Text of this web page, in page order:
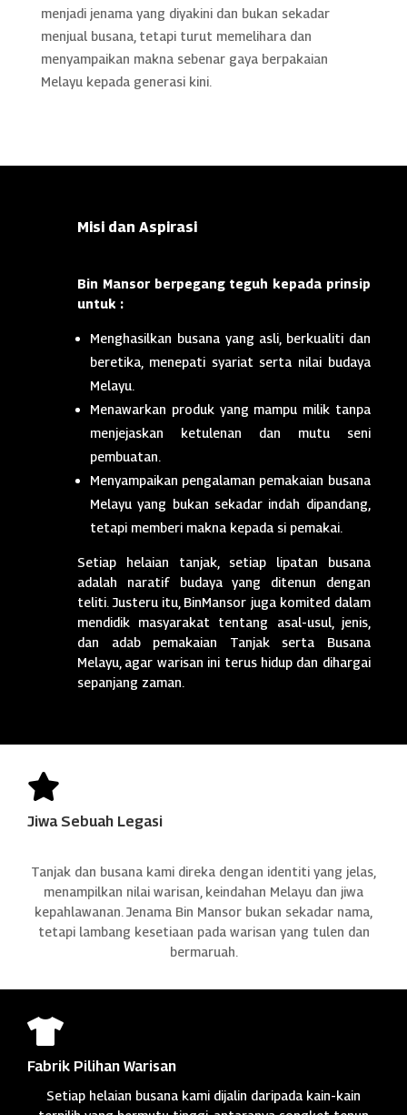
menjadi jenama yang diyakini dan bukan sekadar
menjual busana, tetapi turut memelihara dan
menyampaikan makna sebenar gaya berpakaian
Melayu kepada generasi kini.
Misi dan Aspirasi
Bin Mansor berpegang teguh kepada prinsip
untuk :
Menghasilkan busana yang asli, berkualiti dan
beretika, menepati syariat serta nilai budaya
Melayu.
Menawarkan produk yang mampu milik tanpa
menjejaskan ketulenan dan mutu seni
pembuatan.
Menyampaikan pengalaman pemakaian busana
Melayu yang bukan sekadar indah dipandang,
tetapi memberi makna kepada si pemakai.
Setiap helaian tanjak, setiap lipatan busana
adalah naratif budaya yang ditenun dengan
teliti. Justeru itu, BinMansor juga komited dalam
mendidik masyarakat tentang asal-usul, jenis,
dan adab pemakaian Tanjak serta Busana
Melayu, agar warisan ini terus hidup dan dihargai
sepanjang zaman.

Jiwa Sebuah Legasi
Tanjak dan busana kami direka dengan identiti yang jelas,
menampilkan nilai warisan, keindahan Melayu dan jiwa
kepahlawanan. Jenama Bin Mansor bukan sekadar nama,
tetapi lambang kesetiaan pada warisan yang tulen dan
bermaruah.

Fabrik Pilihan Warisan
Setiap helaian busana kami dijalin daripada kain-kain